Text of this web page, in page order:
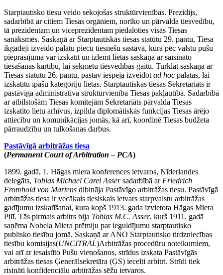
Starptautisko tiesu veido sekojošas struktūrvienības. Prezidijs,
sadarbībā ar citiem Tiesas orgāniem, norīko un pārvalda tiesvedību,
tā prezidentam un viceprezidentam piedaloties visās Tiesas
sanāksmēs. Saskaņā ar Starptautiskās tiesas statūtu 29. pantu, Tiesa
ikgadēji izveido palātu piecu tiesnešu sastāvā, kura pēc valstu pušu
pieprasījuma var izskatīt un izlemt lietas saskaņā ar saīsināto
tiesāšanās kārtību, lai sekmētu tiesvedības gaitu. Turklāt saskaņā ar
Tiesas statūtu 26. pantu, pastāv iespēja izveidot ad hoc palātas, lai
izskatītu īpašu kategoriju lietas. Starptautiskās tiesas Sekretariāts ir
pastāvīga administratīva struktūrvienība Tiesas pakļautībā. Sadarbībā
ar atbilstošām Tiesas komitejām Sekretariāts pārvalda Tiesas
izskatīto lietu arhīvus, izpilda diplomātiskās funkcijas Tiesas ārējo
attiecību un komunikācijas jomās, kā arī, koordinē Tiesas budžeta
pārraudzību un tulkošanas darbus.
Pastāvīgā arbitrāžas tiesa
(Permanent Court of Arbitration – PCA)
1899. gadā, 1. Hāgas miera konferences ietvaros, Nīderlandes
delegāts, Tobias Michael Carel Assersadarbībā ar Friedrich
Fromhold von Martens dibināja Pastāvīgo arbitrāžas tiesu. Pastāvīgā
arbitrāžas tiesa ir vecākais tiesiskais ietvars starpvalstu arbitrāžas
gadījumu izskatīšanai, kura kopš 1913. gada izvietota Hāgas Miera
Pilī. Tās pirmais arbitrs bija Tobias M.C. Asser, kurš 1911. gadā
saņēma Nobela Miera prēmiju par ieguldījumu starptautisko
publisko tiesību jomā. Saskaņā ar ANO Starptautisko tirdzniecības
tiesību komisijas(UNCITRAL)Arbitrāžas procedūru noteikumiem,
vai arī ar iesaistīto Pušu vienošanos, strīdus izskata Pastāvīgās
arbitrāžas tiesas Ģenerālsekretāra (ĢS) iecelti arbitri. Strīdi tiek
risināti konfidenciālu arbitrāžas sēžu ietvaros.